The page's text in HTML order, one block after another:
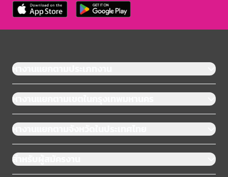
หางานแยกตามประเภทงาน
หางานแยกตามเขตในกรุงเทพมหานคร
หางานแยกตามจังหวัดในประเทศไทย
สำหรับผู้สมัครงาน